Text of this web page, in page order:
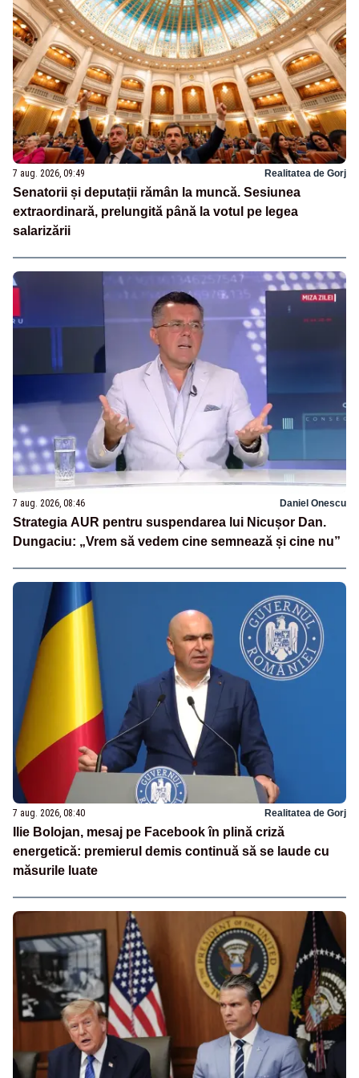
7 aug. 2026, 09:49 Realitatea de Gorj
Senatorii și deputații rămân la muncă. Sesiunea
extraordinară, prelungită până la votul pe legea
salarizării
7 aug. 2026, 08:46 Daniel Onescu
Strategia AUR pentru suspendarea lui Nicușor Dan.
Dungaciu: „Vrem să vedem cine semnează și cine nu”
7 aug. 2026, 08:40 Realitatea de Gorj
Ilie Bolojan, mesaj pe Facebook în plină criză
energetică: premierul demis continuă să se laude cu
măsurile luate